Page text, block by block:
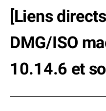
Produits
BuhoCleaner
BuhoUnlocker
BuhoRepair
Boutique
Blog
[Liens
DMG/ISO
10.14.6 et